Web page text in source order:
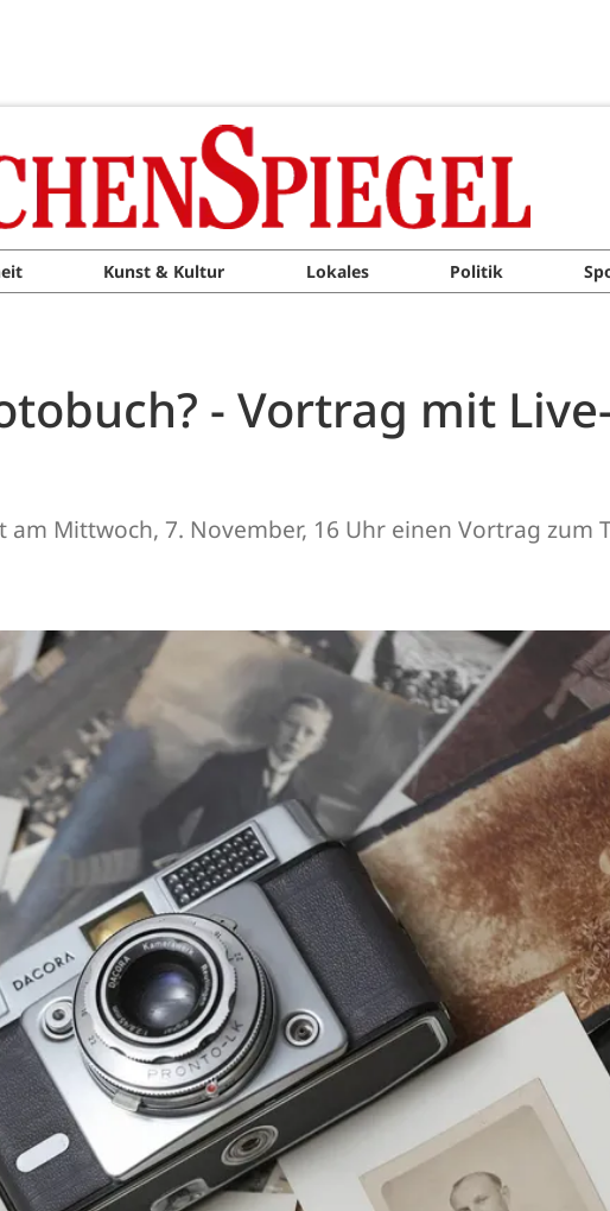
Kunst & Kultur Lokales Politik
- Vortrag mit
Mittwoch, 7. November, 16 Uhr einen Vortrag zum